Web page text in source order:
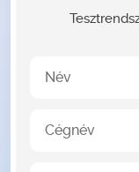
Név
Cégnév